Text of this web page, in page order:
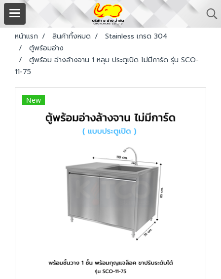
หน้าแรก สินค้าทั้งหมด
Stainless เกรด 304
ตู้พร้อมอ่าง
ตู้พร้อม อ่างล้างจาน 1 หลุม ประตูเปิด ไม่มีการ์ด รุ่น SCO-
11-75
New